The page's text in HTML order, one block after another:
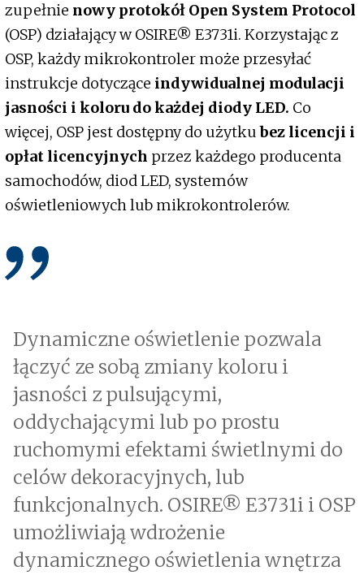
zupełnie nowy protokół Open System Protocol
(OSP) działający w OSIRE® E3731i. Korzystając z
OSP, każdy mikrokontroler może przesyłać
instrukcje dotyczące indywidualnej modulacji
jasności i koloru do każdej diody LED. Co
więcej, OSP jest dostępny do użytkubez licencji i
opłat licencyjnych przez każdego producenta
samochodów, diod LED, systemów
oświetleniowych lub mikrokontrolerów.
Dynamiczne oświetlenie pozwala
łączyć ze sobą zmiany koloru i
jasności z pulsującymi,
oddychającymi lub po prostu
ruchomymi efektami świetlnymi do
celów dekoracyjnych, lub
funkcjonalnych. OSIRE® E3731i i OSP
umożliwiają wdrożenie
dynamicznego oświetlenia wnętrza